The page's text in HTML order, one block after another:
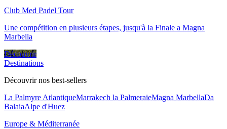
Club Med Padel Tour
Une compétition en plusieurs étapes, jusqu'à la Finale a Magna
Marbella
Découvrir
Destinations
Découvrir nos best-sellers
La Palmyre AtlantiqueMarrakech la PalmeraieMagna MarbellaDa
BalaiaAlpe d'Huez
Europe & Méditerranée